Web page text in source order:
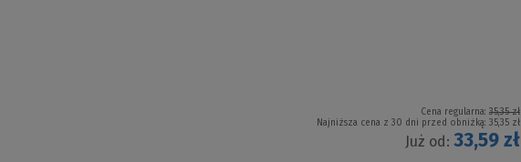
Cena regularna: 35,35 zł
Najniższa cena z 30 dni przed obniżką: 35,35 zł
Już od: 33,59 zł